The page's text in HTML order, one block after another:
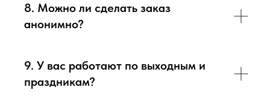
8. Можно ли сделать заказ
анонимно?
9. У вас работают по выходным и
праздникам?